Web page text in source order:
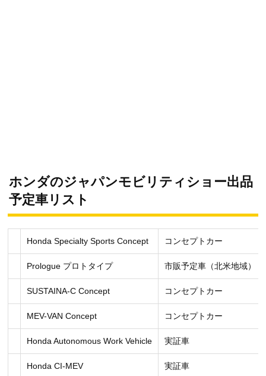
ホンダのジャパンモビリティショー出品
予定車リスト
Honda Specialty Sports Concept コンセプトカー
Prologue プロトタイプ 市販予定車（北米地域）
SUSTAINA-C Concept コンセプトカー
MEV-VAN Concept コンセプトカー
Honda Autonomous Work Vehicle 実証車
Honda CI-MEV 実証車